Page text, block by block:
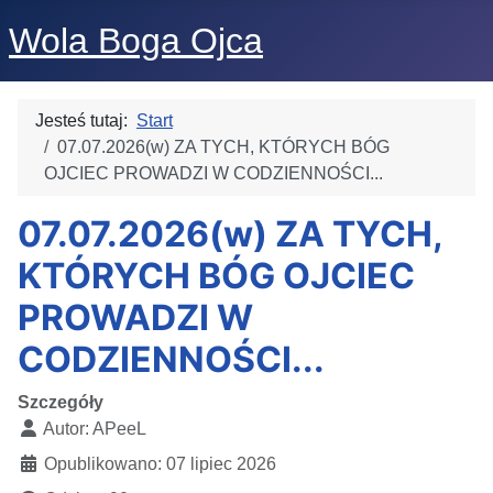
Wola Boga Ojca
Jesteś tutaj: Start
07.07.2026(w) ZA TYCH, KTÓRYCH BÓG
OJCIEC PROWADZI W CODZIENNOŚCI...
07.07.2026(w) ZA TYCH,
KTÓRYCH BÓG OJCIEC
PROWADZI W
CODZIENNOŚCI...
Szczegóły
Autor: APeeL
Opublikowano: 07 lipiec 2026